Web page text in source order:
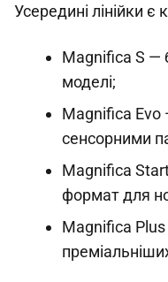
Усередині лінійки є
Magnifica S —
моделі;
Magnifica Evo
сенсорними
Magnifica
формат для
Magnifica